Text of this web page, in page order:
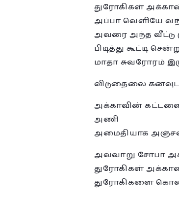
துரோகிகள்
அப்பா வெளியே
அவரை அந்த வீட்டு
பிடித்து கூட்டி
மாதா சுவரோரம்
விடுதைலை
அக்காவின்
அணி
அமைதியாக
அவ்வாறு சோபா
துரோகிகள்
துரோகிகளை